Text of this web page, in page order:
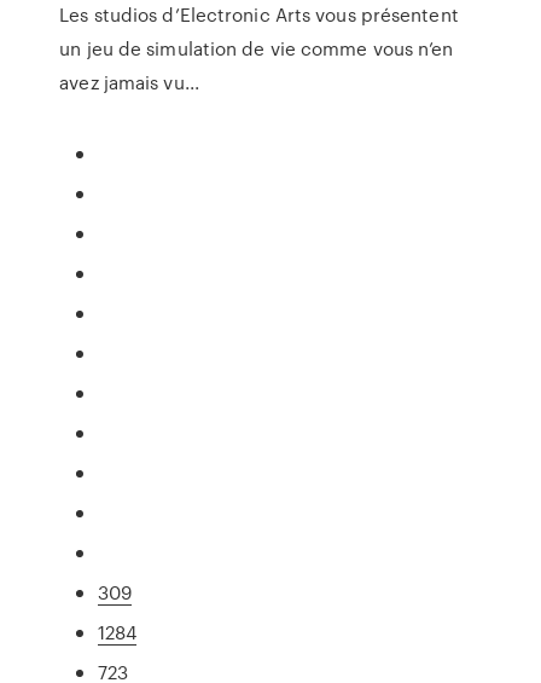
Les studios d’Electronic Arts vous présentent
un jeu de simulation de vie comme vous n’en
avez jamais vu...
309
1284
723